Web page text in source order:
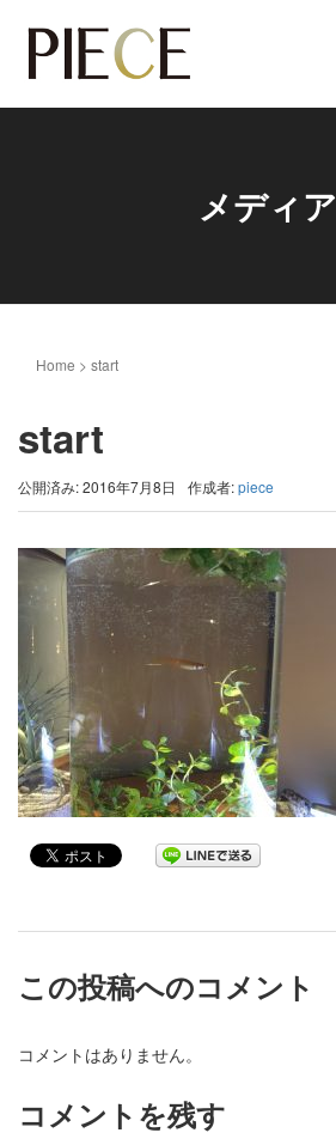
メディア
Home > start
start
公開済み: 2016年7月8日 作成者:piece
この投稿へのコメント
コメントはありません。
コメントを残す